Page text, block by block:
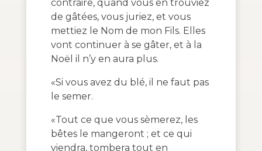
contraire, quand vous en trouviez
de gâtées, vous juriez, et vous
mettiez le Nom de mon Fils. Elles
vont continuer à se gâter, et à la
Noël il n’y en aura plus.
«Si vous avez du blé, il ne faut pas
le semer.
«Tout ce que vous sèmerez, les
bêtes le mangeront ; et ce qui
viendra, tombera tout en